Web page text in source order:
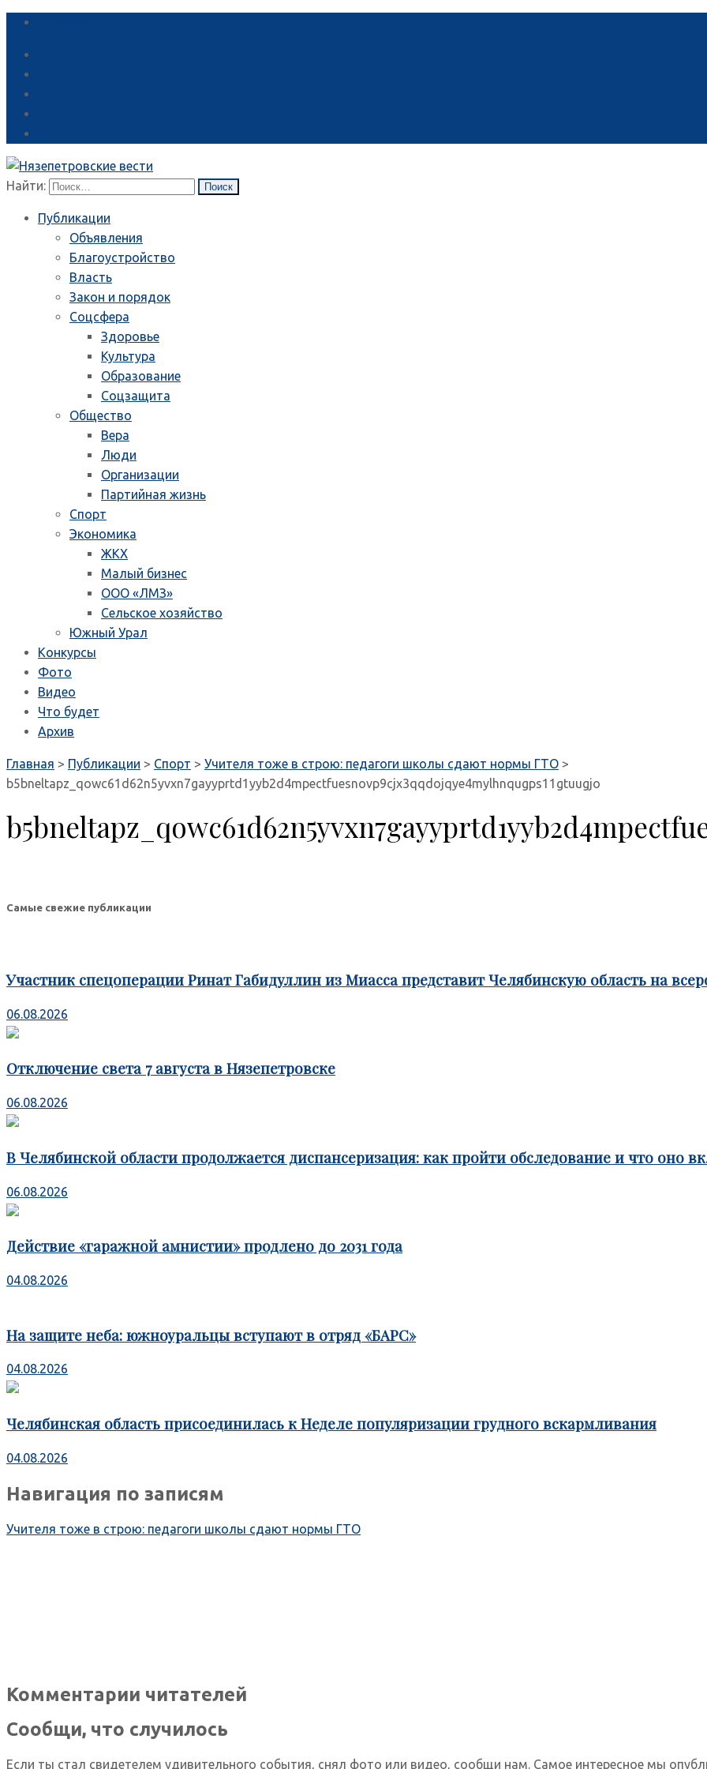
Найти:
Публикации
Объявления
Благоустройство
Власть
Закон и порядок
Соцсфера
Здоровье
Культура
Образование
Соцзащита
Общество
Вера
Люди
Организации
Партийная жизнь
Спорт
Экономика
ЖКХ
Малый бизнес
ООО «ЛМЗ»
Сельское хозяйство
Южный Урал
Конкурсы
Фото
Видео
Что будет
Архив
Главная > Публикации > Спорт > Учителя тоже в строю: педагоги школы сдают нормы ГТО >
b5bneltapz_qowc61d62n5yvxn7gayyprtd1yyb2d4mpectfuesnovp9cjx3qqdojqye4mylhnqugps11gtuugjo
Самые свежие публикации
Участник спецоперации Ринат Габидуллин из Миасса представит Челябинскую область на
06.08.2026
Отключение света 7 августа в Нязепетровске
06.08.2026
В Челябинской области продолжается диспансеризация: как пройти обследование и что оно
06.08.2026
Действие «гаражной амнистии» продлено до 2031 года
04.08.2026
На защите неба: южноуральцы вступают в отряд «БАРС»
04.08.2026
Челябинская область присоединилась к Неделе популяризации грудного вскармливания
04.08.2026
Навигация по записям
Учителя тоже в строю: педагоги школы сдают нормы ГТО
Комментарии читателей
Сообщи, что случилось
Если ты стал свидетелем удивительного события, снял фото или видео, сообщи нам. Самое интересное мы